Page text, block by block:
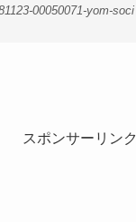
00050071-yom-soci
スポンサーリンク